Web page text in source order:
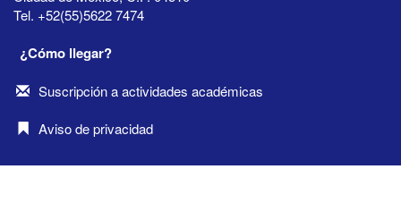
Tel. +52(55)5622 7474
¿Cómo llegar?
Suscripción a actividades académicas
Aviso de privacidad